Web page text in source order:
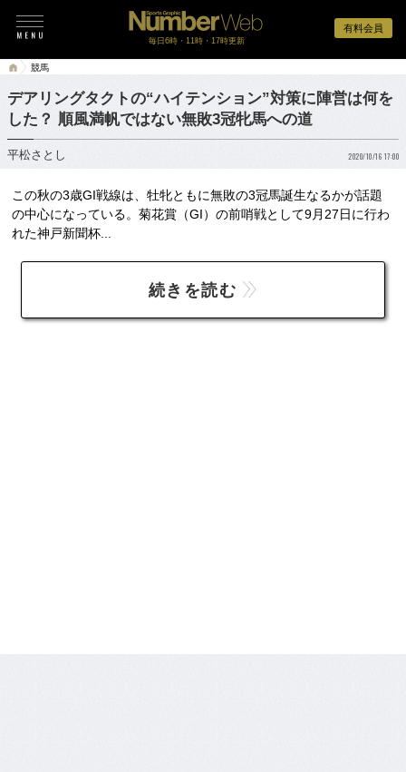
有料会員
毎日6時・11時・17時更新
競馬
デアリングタクトの“ハイテンション”対策に陣営は何を
した？ 順風満帆ではない無敗3冠牝馬への道
平松さとし 2020/10/16 17:00
この秋の3歳GI戦線は、牡牝ともに無敗の3冠馬誕生なるかが話題
の中心になっている。菊花賞（GI）の前哨戦として9月27日に行わ
れた神戸新聞杯...
続きを読む